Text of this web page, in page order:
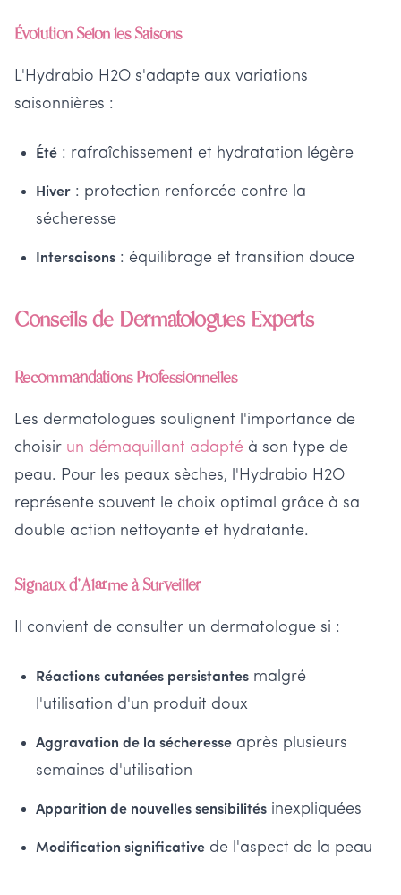
Évolution Selon les Saisons
L'Hydrabio H2O s'adapte aux variations
saisonnières :
Été : rafraîchissement et hydratation légère
Hiver : protection renforcée contre la
sécheresse
Intersaisons : équilibrage et transition douce
Conseils de Dermatologues Experts
Recommandations Professionnelles
Les dermatologues soulignent l'importance de
choisir un démaquillant adapté à son type de
peau. Pour les peaux sèches, l'Hydrabio H2O
représente souvent le choix optimal grâce à sa
double action nettoyante et hydratante.
Signaux d'Alarme à Surveiller
Il convient de consulter un dermatologue si :
Réactions cutanées persistantes malgré
l'utilisation d'un produit doux
Aggravation de la sécheresse après plusieurs
semaines d'utilisation
Apparition de nouvelles sensibilités inexpliquées
Modification significative de l'aspect de la peau